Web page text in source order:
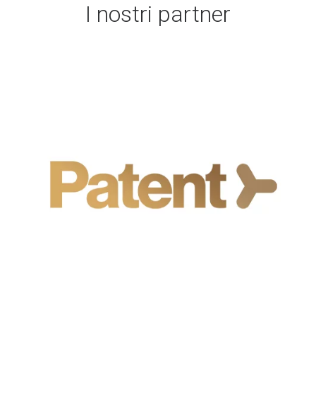
I nostri partner